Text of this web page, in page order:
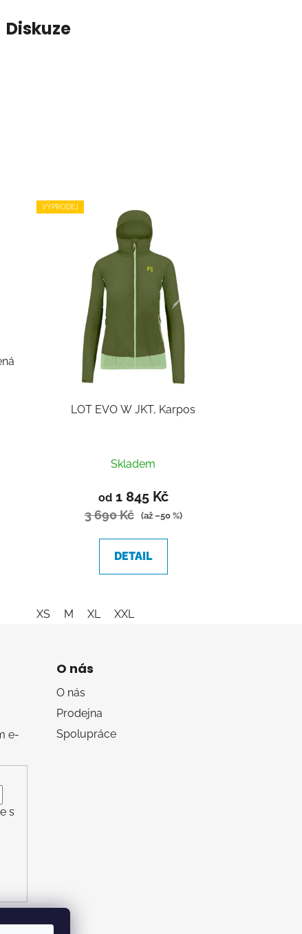
Diskuze
VÝPRODEJ
LOT EVO W JKT, Karpos
Skladem
od1 845 Kč
3 690 Kč (až –50 %)
DETAIL
XS M XL XXL
e-
s
O nás
O nás
Prodejna
Spolupráce